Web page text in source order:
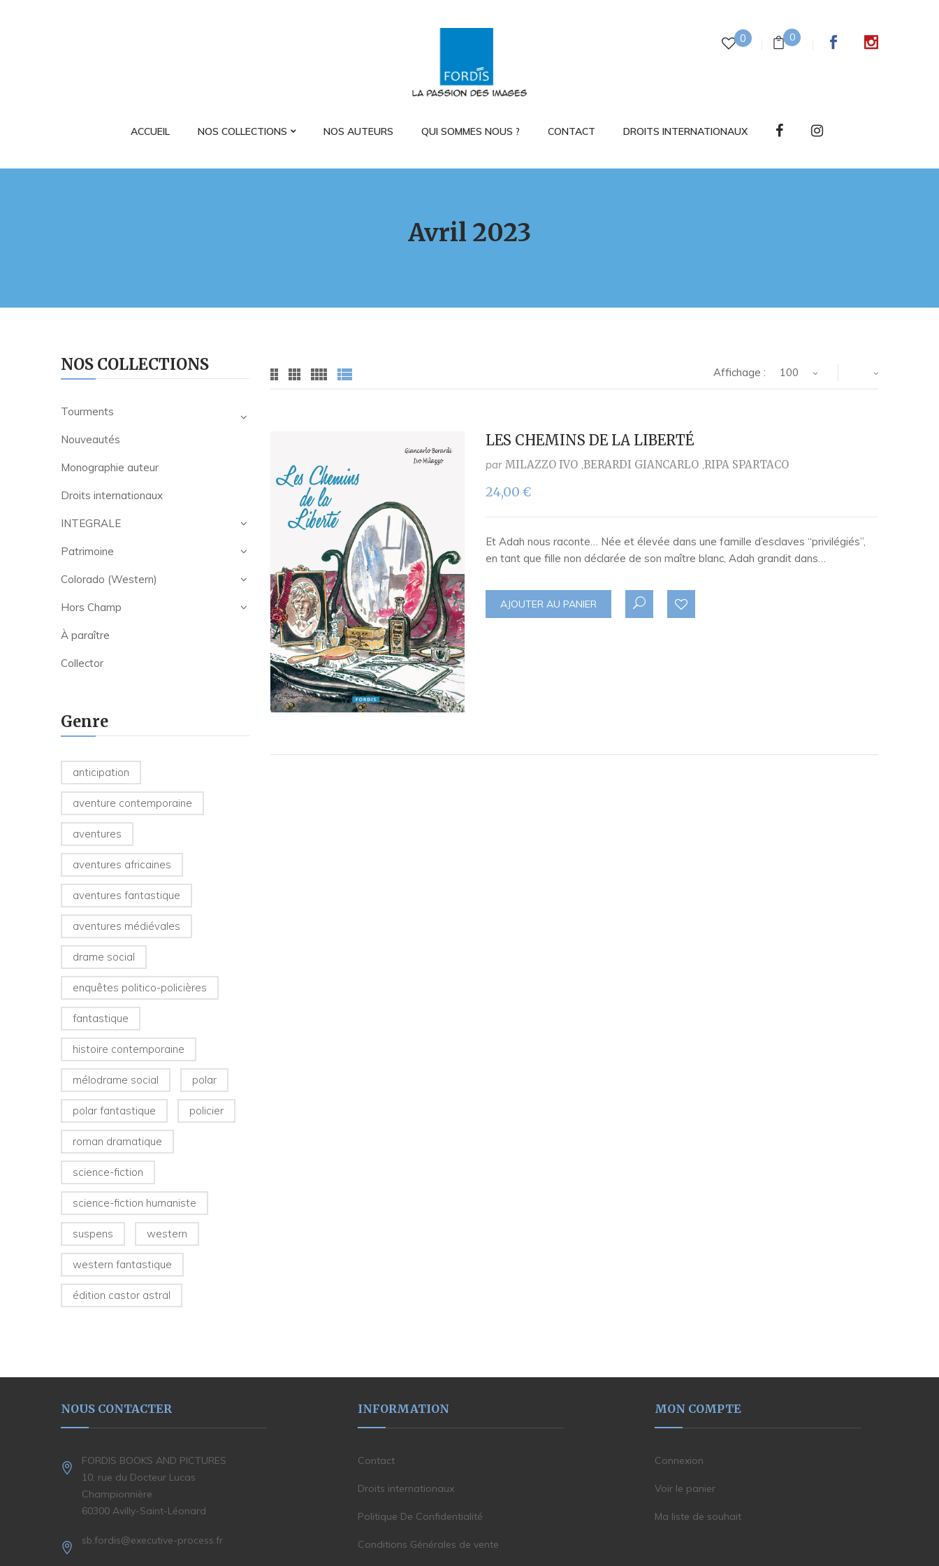
0 0
ACCUEIL NOS COLLECTIONS NOS AUTEURS QUI SOMMES NOUS ? CONTACT DROITS INTERNATIONAUX
Avril 2023
NOS COLLECTIONS
Tourments
Nouveautés
Monographie auteur
Droits internationaux
INTEGRALE
Patrimoine
Colorado (Western)
Hors Champ
À paraître
Collector
Genre
anticipation
aventure contemporaine
aventures
aventures africaines
aventures fantastique
aventures médiévales
drame social
enquêtes politico-policières
fantastique
histoire contemporaine
mélodrame social polar
polar fantastique policier
roman dramatique
science-fiction
science-fiction humaniste
suspens western
western fantastique
édition castor astral
Affichage : 100
LES CHEMINS DE LA LIBERTÉ
par MILAZZO IVO BERARDI GIANCARLO RIPA SPARTACO
24,00€
Et Adah nous raconte… Née et élevée dans une famille d’esclaves “privilégiés”,
en tant que fille non déclarée de son maître blanc, Adah grandit dans…
AJOUTER AU PANIER
NOUS CONTACTER
FORDIS BOOKS AND PICTURES
10, rue du Docteur Lucas
Championnière
60300 Avilly-Saint-Léonard
sb.fordis@executive-process.fr
INFORMATION
Contact
Droits internationaux
Politique De Confidentialité
Conditions Générales de vente
MON COMPTE
Connexion
Voir le panier
Ma liste de souhait